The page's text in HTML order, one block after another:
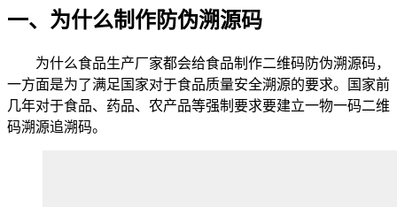
一、为什么制作防伪溯源码
为什么食品生产厂家都会给食品制作二维码防伪溯源码，
一方面是为了满足国家对于食品质量安全溯源的要求。国家前
几年对于食品、药品、农产品等强制要求要建立一物一码二维
码溯源追溯码。